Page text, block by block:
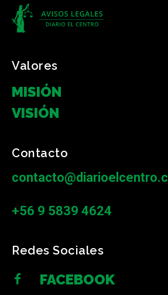
Valores
MISIÓN
VISIÓN
Contacto
contacto@diarioelcentro.cl
+56 9 5839 4624
Redes Sociales
FACEBOOK